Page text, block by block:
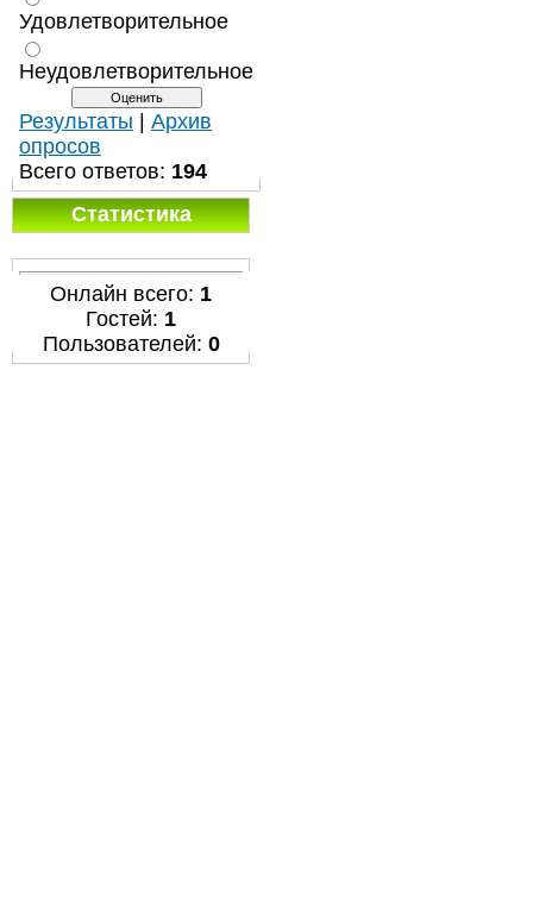
Удовлетворительное
Неудовлетворительное
Результаты
Архив
опросов
Всего ответов: 194
Статистика
Онлайн всего: 1
Гостей: 1
Пользователей: 0